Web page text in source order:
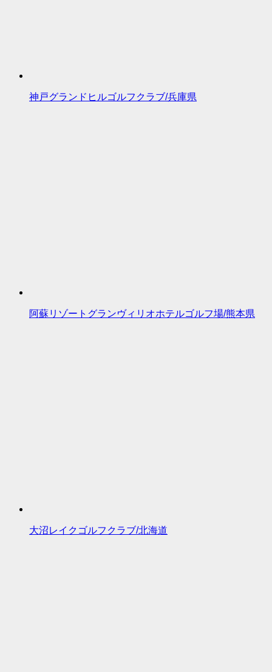
神戸グランドヒルゴルフクラブ/兵庫県
阿蘇リゾートグランヴィリオホテルゴルフ場/熊本県
大沼レイクゴルフクラブ/北海道